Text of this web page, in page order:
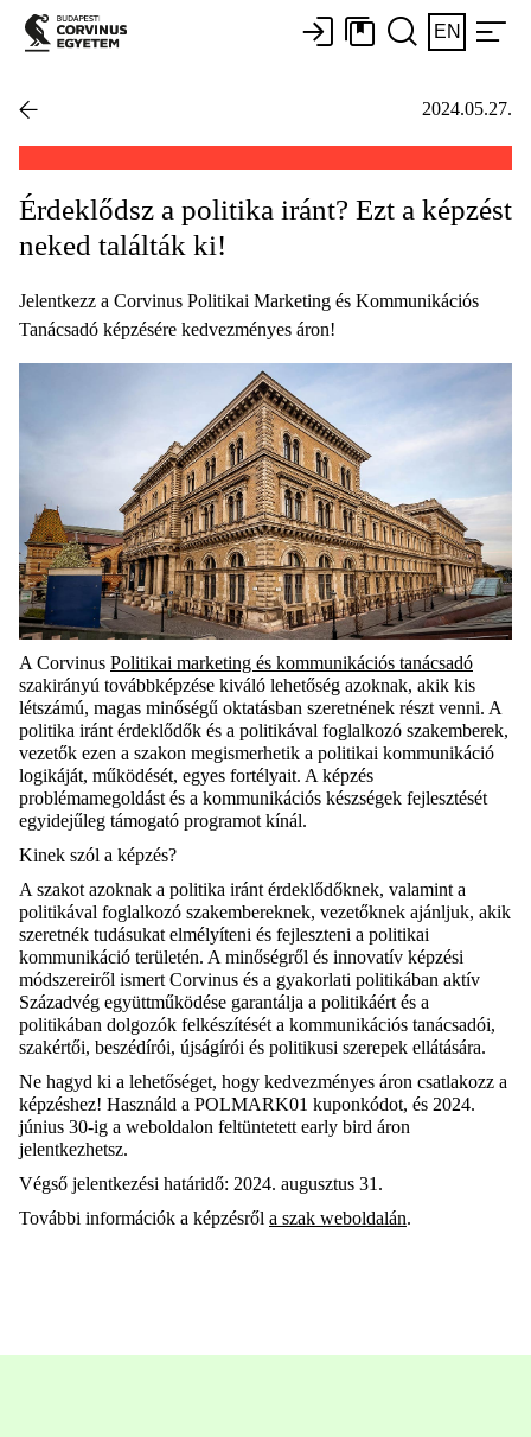
EN
2024.05.27.
Érdeklődsz a politika iránt? Ezt a képzést
neked találták ki!
Jelentkezz a Corvinus Politikai Marketing és Kommunikációs
Tanácsadó képzésére kedvezményes áron!
A Corvinus Politikai marketing és kommunikációs tanácsadó
szakirányú továbbképzése kiváló lehetőség azoknak, akik kis
létszámú, magas minőségű oktatásban szeretnének részt venni. A
politika iránt érdeklődők és a politikával foglalkozó szakemberek,
vezetők ezen a szakon megismerhetik a politikai kommunikáció
logikáját, működését, egyes fortélyait. A képzés
problémamegoldást és a kommunikációs készségek fejlesztését
egyidejűleg támogató programot kínál.
Kinek szól a képzés?
A szakot azoknak a politika iránt érdeklődőknek, valamint a
politikával foglalkozó szakembereknek, vezetőknek ajánljuk, akik
szeretnék tudásukat elmélyíteni és fejleszteni a politikai
kommunikáció területén. A minőségről és innovatív képzési
módszereiről ismert Corvinus és a gyakorlati politikában aktív
Századvég együttműködése garantálja a politikáért és a
politikában dolgozók felkészítését a kommunikációs tanácsadói,
szakértői, beszédírói, újságírói és politikusi szerepek ellátására.
Ne hagyd ki a lehetőséget, hogy kedvezményes áron csatlakozz a
képzéshez! Használd a POLMARK01 kuponkódot, és 2024.
június 30-ig a weboldalon feltüntetett early bird áron
jelentkezhetsz.
Végső jelentkezési határidő: 2024. augusztus 31.
További információk a képzésről a szak weboldalán.